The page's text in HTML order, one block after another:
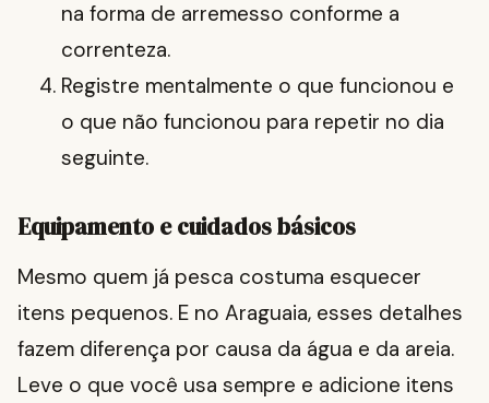
na forma de arremesso conforme a
correnteza.
Registre mentalmente o que funcionou e
o que não funcionou para repetir no dia
seguinte.
Equipamento e cuidados básicos
Mesmo quem já pesca costuma esquecer
itens pequenos. E no Araguaia, esses detalhes
fazem diferença por causa da água e da areia.
Leve o que você usa sempre e adicione itens